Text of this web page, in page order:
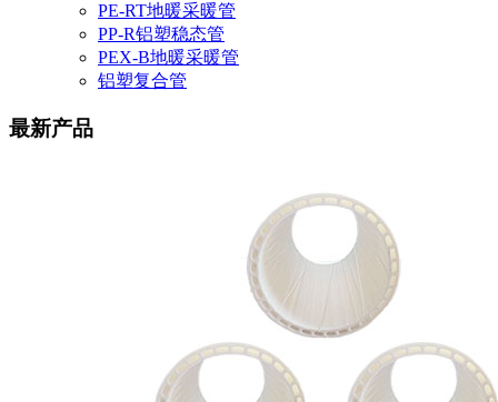
PE-RT地暖采暖管
PP-R铝塑稳态管
PEX-B地暖采暖管
铝塑复合管
最新产品